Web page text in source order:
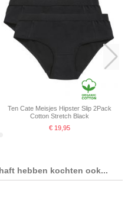
Ten Cate Meisjes Hipster Slip 2Pack
Cotton Stretch Black
€ 19,95
hebben kochten ook...